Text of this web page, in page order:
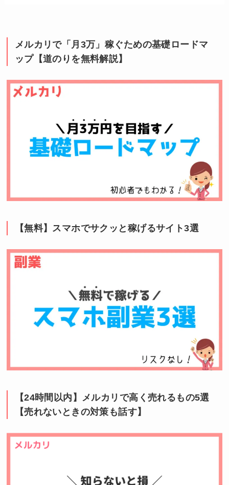
メルカリで「月3万」稼ぐための基礎ロードマ
ップ【道のりを無料解説】
【無料】スマホでサクッと稼げるサイト3選
【24時間以内】メルカリで高く売れるもの5選
【売れないときの対策も話す】